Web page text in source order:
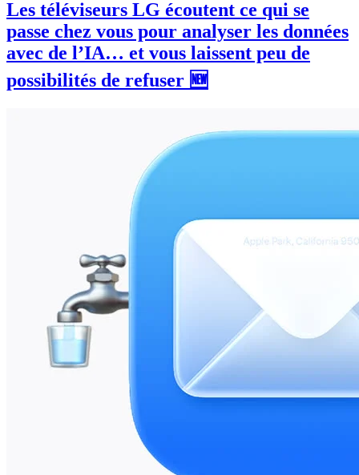
Les téléviseurs LG écoutent ce qui se
passe chez vous pour analyser les données
avec de l’IA… et vous laissent peu de
possibilités de refuser 🆕